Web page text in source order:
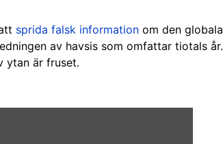
sprida falsk information om den globala
av havsis som omfattar tiotals år.
ytan är fruset.